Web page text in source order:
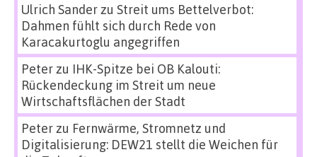
Ulrich Sanderzu Streit ums Bettelverbot:
Dahmen fühlt sich durch Rede von
Karacakurtoglu angegriffen
Peterzu IHK-Spitze bei OB Kalouti:
Rückendeckung im Streit um neue
Wirtschaftsflächen der Stadt
Peterzu Fernwärme, Stromnetz und
Digitalisierung: DEW21 stellt die Weichen für